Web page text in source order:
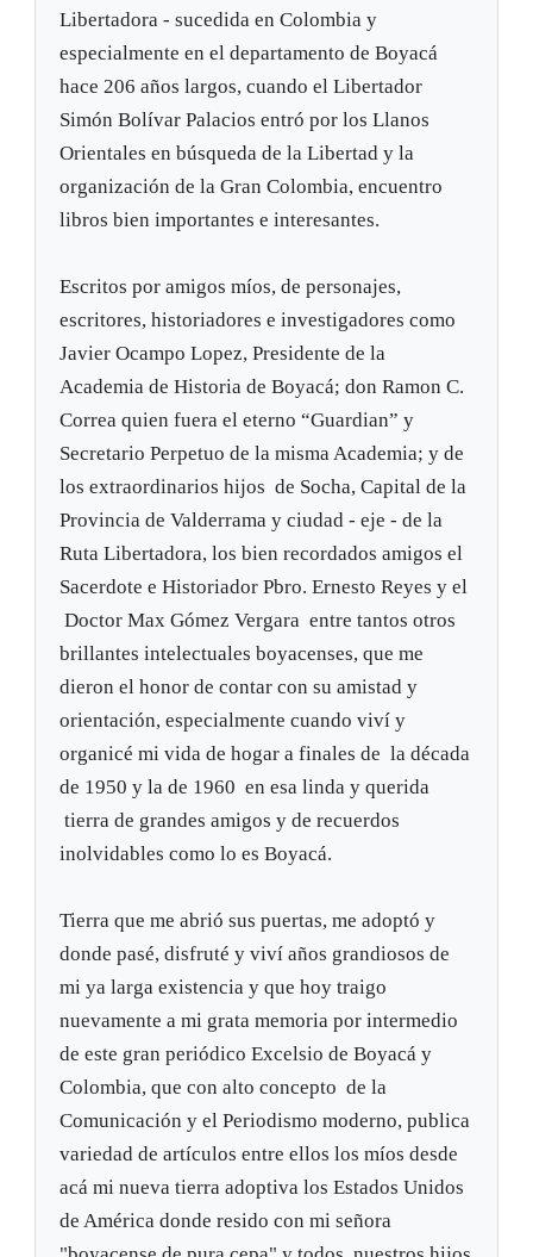
Libertadora - sucedida en Colombia y
especialmente en el departamento de Boyacá
hace 206 años largos, cuando el Libertador
Simón Bolívar Palacios entró por los Llanos
Orientales en búsqueda de la Libertad y la
organización de la Gran Colombia, encuentro
libros bien importantes e interesantes.
Escritos por amigos míos, de personajes,
escritores, historiadores e investigadores como
Javier Ocampo Lopez, Presidente de la
Academia de Historia de Boyacá; don Ramon C.
Correa quien fuera el eterno “Guardian” y
Secretario Perpetuo de la misma Academia; y de
los extraordinarios hijos de Socha, Capital de la
Provincia de Valderrama y ciudad - eje - de la
Ruta Libertadora, los bien recordados amigos el
Sacerdote e Historiador Pbro. Ernesto Reyes y el
Doctor Max Gómez Vergara entre tantos otros
brillantes intelectuales boyacenses, que me
dieron el honor de contar con su amistad y
orientación, especialmente cuando viví y
organicé mi vida de hogar a finales de la década
de 1950 y la de 1960 en esa linda y querida
tierra de grandes amigos y de recuerdos
inolvidables como lo es Boyacá.
Tierra que me abrió sus puertas, me adoptó y
donde pasé, disfruté y viví años grandiosos de
mi ya larga existencia y que hoy traigo
nuevamente a mi grata memoria por intermedio
de este gran periódico Excelsio de Boyacá y
Colombia, que con alto concepto de la
Comunicación y el Periodismo moderno, publica
variedad de artículos entre ellos los míos desde
acá mi nueva tierra adoptiva los Estados Unidos
de América donde resido con mi señora